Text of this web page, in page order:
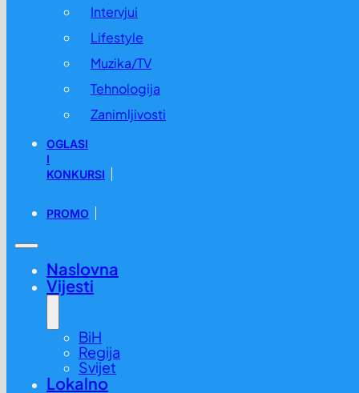
Intervjui
Lifestyle
Muzika/TV
Tehnologija
Zanimljivosti
OGLASI
I
KONKURSI
PROMO
Naslovna
Vijesti
BiH
Regija
Svijet
Lokalno